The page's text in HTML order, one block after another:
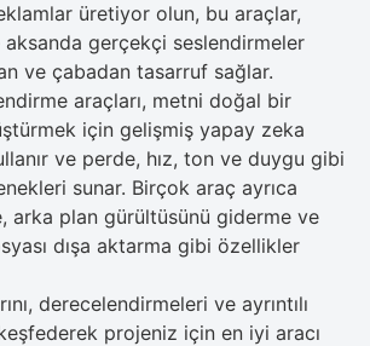
üretiyor olun, bu araçlar,
gerçekçi seslendirmeler
ve çabadan tasarruf sağlar.
araçları, metni doğal bir
için gelişmiş yapay zeka
ve perde, hız, ton ve duygu gibi
sunar. Birçok araç ayrıca
arka plan gürültüsünü giderme ve
dışa aktarma gibi özellikler
derecelendirmeleri ve ayrıntılı
keşfederek projeniz için en iyi aracı